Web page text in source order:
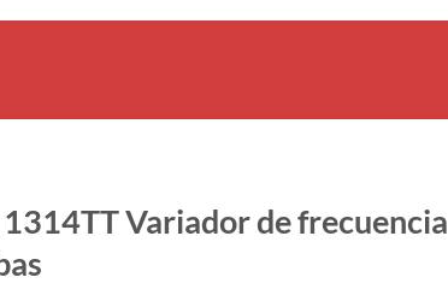
Variador de frecuencia